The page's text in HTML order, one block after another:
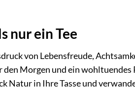
nur ein Tee
von Lebensfreude,
Morgen und ein wohltuendes
Natur in Ihre Tasse und